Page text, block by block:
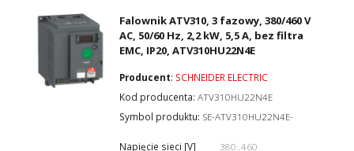
Falownik ATV310, 3 fazowy, 380/460 V
AC, 50/60 Hz, 2,2 kW, 5,5 A, bez filtra
EMC, IP20, ATV310HU22N4E
Producent: SCHNEIDER ELECTRIC
Kod producenta:ATV310HU22N4E
Symbol produktu: SE-ATV310HU22N4E-
Napięcie sieci [V] 380..460